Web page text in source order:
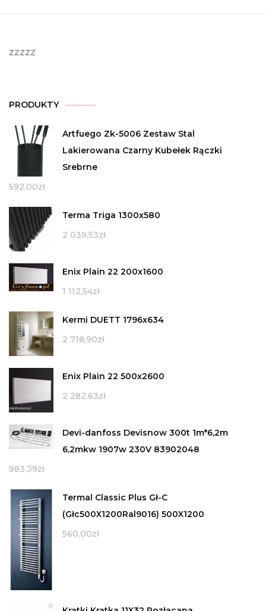
zzzzz
PRODUKTY
Artfuego Zk-5006 Zestaw Stal
Lakierowana Czarny Kubełek Rączki
Srebrne
592,00zł
Terma Triga 1300x580
2 039,53zł
Enix Plain 22 200x1600
1 112,54zł
Kermi DUETT 1796x634
2 718,90zł
Enix Plain 22 500x2600
2 282,63zł
Devi-danfoss Devisnow 300t 1m*6,2m
6,2mkw 1907w 230V 83902048
983,39zł
Termal Classic Plus Gł-C
(Głc500X1200Ral9016) 500X1200
560,00zł